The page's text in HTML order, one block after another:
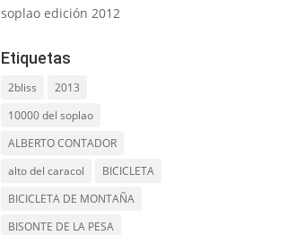
soplao edición 2012
Etiquetas
2bliss
2013
10000 del soplao
ALBERTO CONTADOR
alto del caracol
BICICLETA
BICICLETA DE MONTAÑA
BISONTE DE LA PESA